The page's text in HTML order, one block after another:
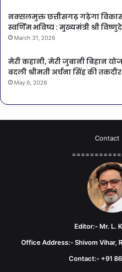
नक्सलमुक्त छत्तीसगढ़ गढ़ेगा
स्वर्णिम भविष्य : मुख्यमंत्री श्री
March 31, 2026
मेरी कहानी, मेरी जुबानी बिहान
बदली श्रीमती अर्चना सिंह की तकदीर
May 6, 2026
Contact
Editor:- Mr. L.
Office Address:- Shivom Vihar,
Contact:- +91